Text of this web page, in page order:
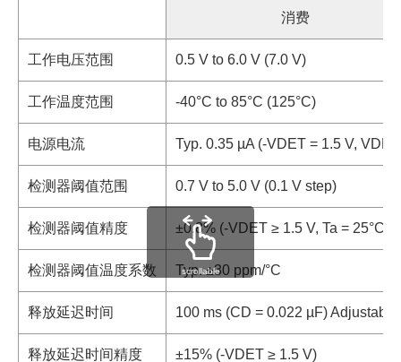
消费
工作电压范围 0.5 V to 6.0 V (7.0 V)
工作温度范围 -40°C to 85°C (125°C)
电源电流 Typ. 0.35 µA (-VDET = 1.5 V, VDD
检测器阈值范围 0.7 V to 5.0 V (0.1 V step)
检测器阈值精度 ±0.8% (-VDET ≥ 1.5 V, Ta = 25°C)
检测器阈值温度系数 Typ. ±30 ppm/°C
释放延迟时间 100 ms (CD = 0.022 µF)
释放延迟时间精度 ±15% (-VDET ≥ 1.5 V)
scrollable